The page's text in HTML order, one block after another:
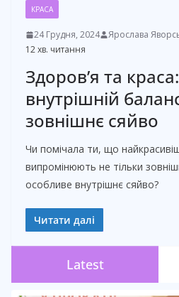
КРАСА
24 Грудня, 2024 Ярослава
12 хв. читання
Здоров’я та
внутрішній
зовнішнє сяйво
Чи помічала ти, що
випромінюють не тільки
особливе внутрішнє сяйво?
Читати далі
Latest